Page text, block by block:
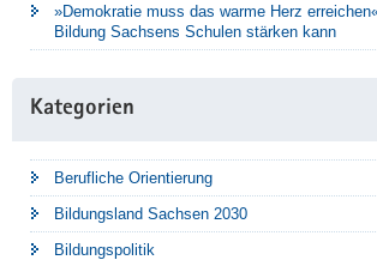
»Demokratie muss das warme Herz
Bildung Sachsens Schulen stärken kann
Kategorien
Berufliche Orientierung
Bildungsland Sachsen 2030
Bildungspolitik